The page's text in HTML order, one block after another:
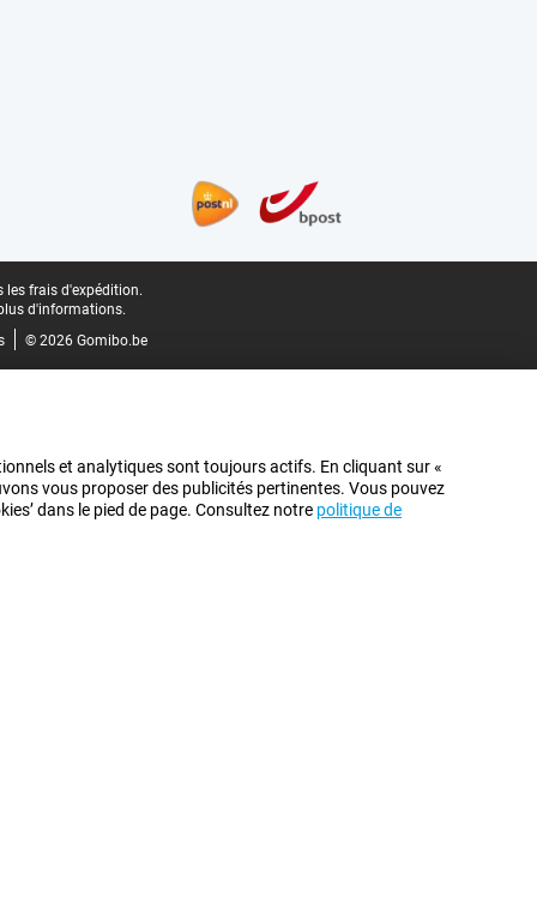
les frais d'expédition.
d'informations.
© 2026 Gomibo.be
et analytiques sont toujours actifs. En cliquant sur «
vous proposer des publicités pertinentes. Vous pouvez
dans le pied de page. Consultez notre politique de